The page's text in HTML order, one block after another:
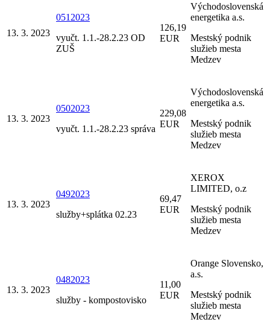
13. 3. 2023
0512023
vyučt. 1.1.-28.2.23 OD
ZUŠ
126,19
EUR
Východoslovenská
energetika a.s.
Mestský podnik
služieb mesta
Medzev
13. 3. 2023
0502023
vyučt. 1.1.-28.2.23 správa
229,08
EUR
Východoslovenská
energetika a.s.
Mestský podnik
služieb mesta
Medzev
13. 3. 2023
0492023
služby+splátka 02.23
69,47
EUR
XEROX
LIMITED, o.z
Mestský podnik
služieb mesta
Medzev
13. 3. 2023
0482023
služby - kompostovisko
11,00
EUR
Orange Slovensko,
a.s.
Mestský podnik
služieb mesta
Medzev